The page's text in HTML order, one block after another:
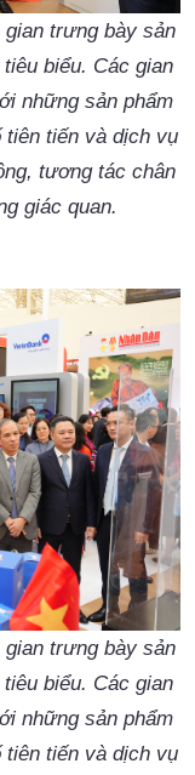
gian trưng bày sản
biểu. Các gian
những sản phẩm
tiến và dịch vụ
tương tác chân
giác quan.
gian trưng bày sản
biểu. Các gian
những sản phẩm
tiến và dịch vụ